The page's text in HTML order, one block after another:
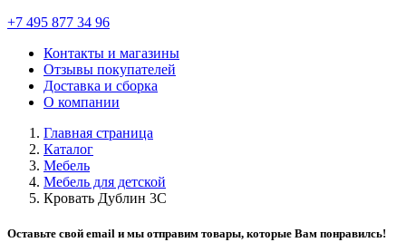
+7 495 877 34 96
Контакты и магазины
Отзывы покупателей
Доставка и сборка
О компании
Главная страница
Каталог
Мебель
Мебель для детской
Кровать Дублин 3С
Оставьте свой email и мы отправим товары, которые Вам понравилсь!